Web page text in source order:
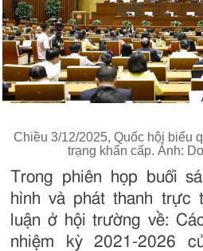
Chiều 3/12/2025, Quốc hội biểu
trạng khẩn cấp. Ảnh:
Trong phiên họp buổi
hình và phát thanh trực
luận ở hội trường về:
nhiệm kỳ 2021-2026